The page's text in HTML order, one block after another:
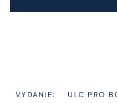
VYDANIE: ULC PRO